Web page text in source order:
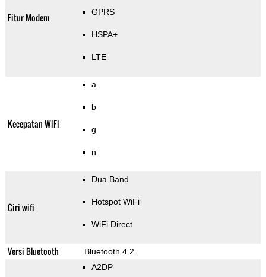
Fitur Modem GPRS
HSPA+
LTE
Kecepatan WiFi
a
b
g
n
Ciri wifi
Dua Band
Hotspot WiFi
WiFi Direct
Versi Bluetooth Bluetooth 4.2
A2DP